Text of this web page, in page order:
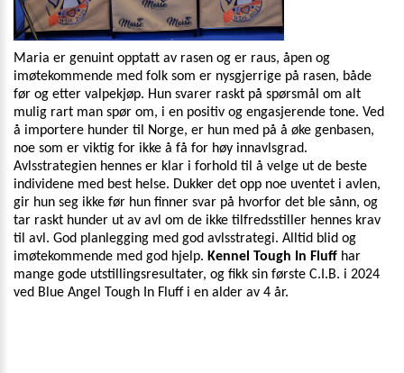
Maria er genuint opptatt av rasen og er raus, åpen og
imøtekommende med folk som er nysgjerrige på rasen, både
før og etter valpekjøp. Hun svarer raskt på spørsmål om alt
mulig rart man spør om, i en positiv og engasjerende tone. Ved
å importere hunder til Norge, er hun med på å øke genbasen,
noe som er viktig for ikke å få for høy innavlsgrad.
Avlsstrategien hennes er klar i forhold til å velge ut de beste
individene med best helse. Dukker det opp noe uventet i avlen,
gir hun seg ikke før hun finner svar på hvorfor det ble sånn, og
tar raskt hunder ut av avl om de ikke tilfredsstiller hennes krav
til avl. God planlegging med god avlsstrategi. Alltid blid og
imøtekommende med god hjelp. Kennel Tough In Fluff har
mange gode utstillingsresultater, og fikk sin første C.I.B. i 2024
ved Blue Angel Tough In Fluff i en alder av 4 år.